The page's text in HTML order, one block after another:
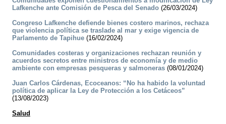
Lafkenche ante Comisión de Pesca del Senado (26/03/2024)
Congreso Lafkenche defiende bienes costero marinos, rechaza
que violencia política se traslade al mar y exige vigencia de
Parlamento de Tapihue (16/02/2024)
Comunidades costeras y organizaciones rechazan reunión y
acuerdos secretos entre ministros de economía y de medio
ambiente con empresas pesqueras y salmoneras (08/01/2024)
Juan Carlos Cárdenas, Ecoceanos: “No ha habido la voluntad
política de aplicar la Ley de Protección a los Cetáceos”
(13/08/2023)
Salud